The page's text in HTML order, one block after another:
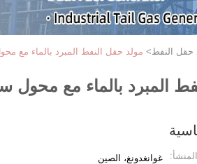
حقل النفط> مولد حقل النفط المبرد بالماء مع
المبرد بالماء مع محول
غوانغدونغ، الصين